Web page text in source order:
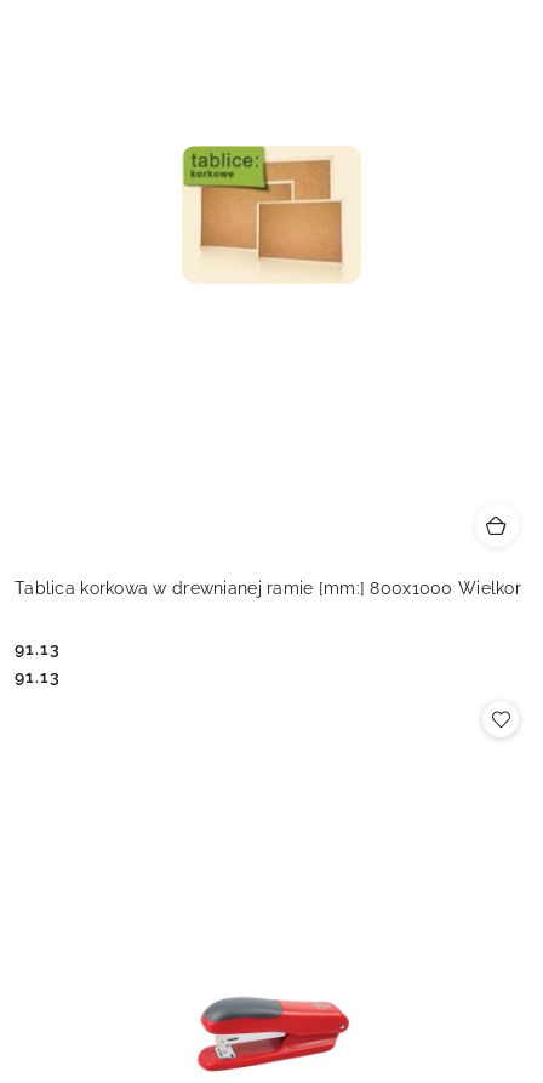
Tablica korkowa w drewnianej ramie [mm:] 800x1000 Wielkor
Cena:
91.13
Cena:
91.13